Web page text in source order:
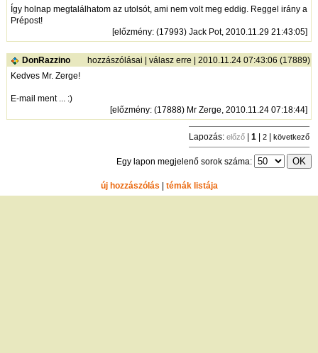
Így holnap megtalálhatom az utolsót, ami nem volt meg eddig. Reggel irány a
Prépost!
[előzmény: (17993) Jack Pot, 2010.11.29 21:43:05]
DonRazzino hozzászólásai |válasz erre | 2010.11.24 07:43:06 (17889)
Kedves Mr. Zerge!
E-mail ment ... :)
[előzmény: (17888) Mr Zerge, 2010.11.24 07:18:44]
Lapozás:előző |1 2 |következő
Egy lapon megjelenő sorok száma:
új hozzászólás témák listája